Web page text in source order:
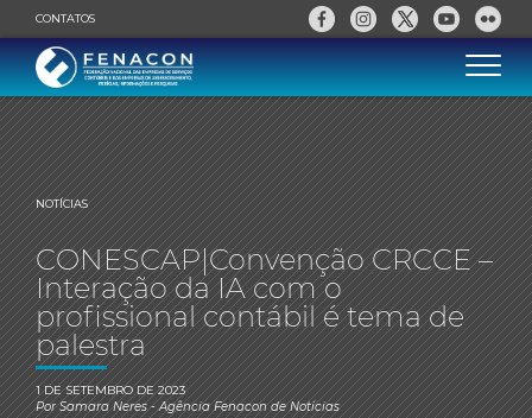
CONTATOS
NOTÍCIAS
CONESCAP|Convenção CRCCE –
Interação da IA com o
profissional contábil é tema de
palestra
1 DE SETEMBRO DE 2023
PorSamara Neres- Agência Fenacon de Notícias